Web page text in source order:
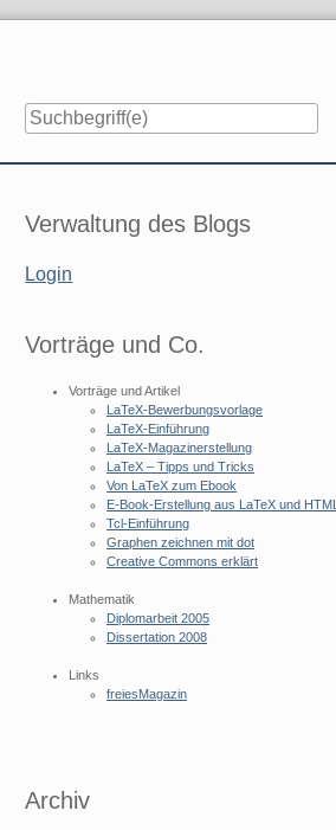
Seitenleiste
Verwaltung des Blogs
Login
Vorträge und Co.
Vorträge und Artikel
LaTeX-Bewerbungsvorlage
LaTeX-Einführung
LaTeX-Magazinerstellung
LaTeX – Tipps und Tricks
Von LaTeX zum Ebook
E-Book-Erstellung aus LaTeX und HTML
Tcl-Einführung
Graphen zeichnen mit dot
Creative Commons erklärt
Mathematik
Diplomarbeit 2005
Dissertation 2008
Links
freiesMagazin
Archiv